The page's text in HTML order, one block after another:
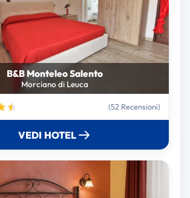
B&B Monteleo Salento
Morciano di Leuca
(52 Recensioni)
VEDI HOTEL